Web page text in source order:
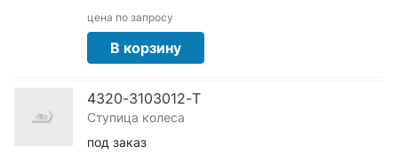
цена по запросу
В корзину
4320-3103012-Т
Ступица колеса
под заказ